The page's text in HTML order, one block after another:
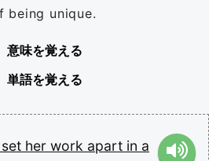
being unique.
意味を覚える
単語を覚える
set her work apart in a